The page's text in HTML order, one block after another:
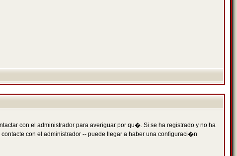
con el administrador para averiguar por qu�. Si se ha registrado y no ha
con el administrador -- puede llegar a haber una configuraci�n